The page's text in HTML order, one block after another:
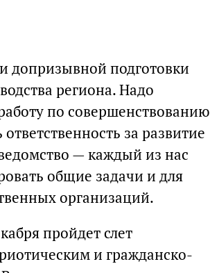
допризывной подготовки
региона. Надо
по совершенствованию
за развитие
— каждый из нас
общие задачи и для
организаций.
пройдет слет
и гражданско-